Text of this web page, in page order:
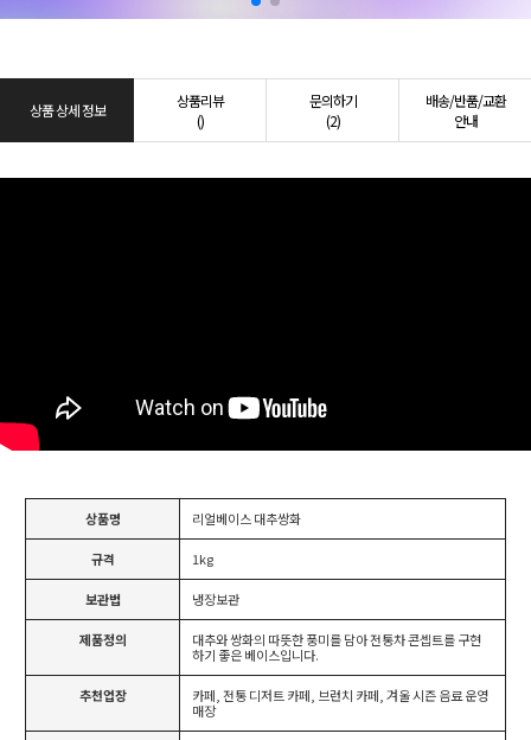
상품 상세 정보
상품리뷰
()
문의하기
(2)
배송/반품/교환
안내
상품명 리얼베이스 대추쌍화
규격 1kg
보관법 냉장보관
제품정의
대추와 쌍화의 따뜻한 풍미를 담아 전통차 콘셉트를 구현
하기 좋은 베이스입니다.
추천업장
카페, 전통 디저트 카페, 브런치 카페, 겨울 시즌 음료 운영
매장